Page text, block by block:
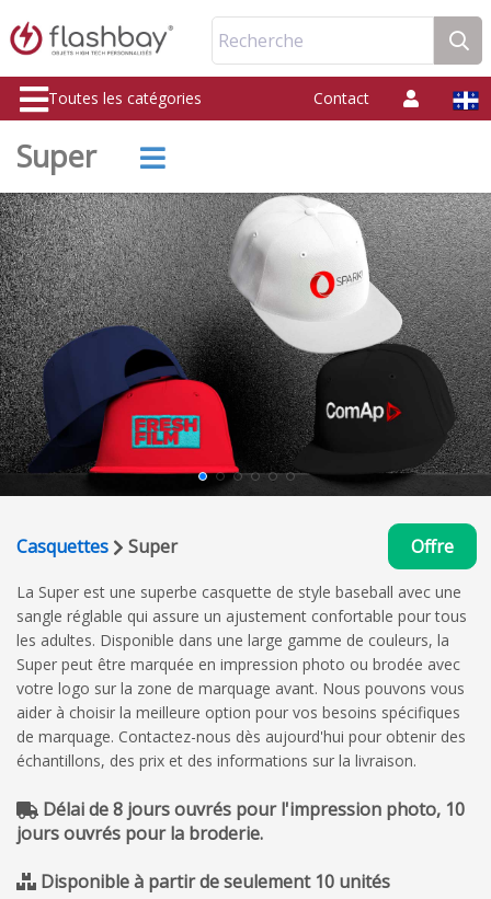
Recherche
Toutes les catégories Contact
Super
Casquettes Super Offre
La Super est une superbe casquette de style baseball avec une
sangle réglable qui assure un ajustement confortable pour tous
les adultes. Disponible dans une large gamme de couleurs, la
Super peut être marquée en impression photo ou brodée avec
votre logo sur la zone de marquage avant. Nous pouvons vous
aider à choisir la meilleure option pour vos besoins spécifiques
de marquage. Contactez-nous dès aujourd'hui pour obtenir des
échantillons, des prix et des informations sur la livraison.
Délai de 8 jours ouvrés pour l'impression photo, 10
jours ouvrés pour la broderie.
Disponible à partir de seulement 10 unités